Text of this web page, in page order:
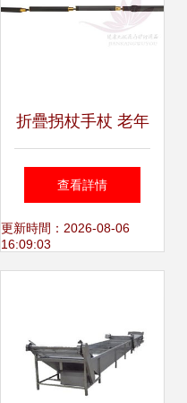
折疊拐杖手杖 老年
出行智慧之選—鋁
合金助行器與LED
查看詳情
更新時間：2026-08-06
16:09:03